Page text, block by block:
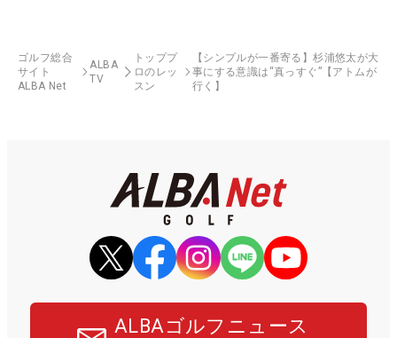
ゴルフ総合
サイト
ALBA Net
ALBA
TV
トッププ
ロのレッ
スン
【シンプルが一番寄る】杉浦悠太が大
事にする意識は“真っすぐ”【アトムが
行く】
ALBAゴルフニュース